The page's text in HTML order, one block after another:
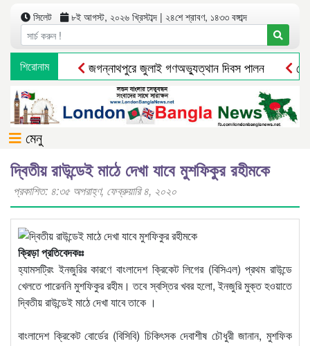
সিলেট ৮ই আগস্ট, ২০২৬ খ্রিস্টাব্দ | ২৪শে শ্রাবণ, ১৪৩৩ বঙ্গাব্দ
শিরোনাম জগন্নাথপুরে জুলাই গণঅভ্যুত্থান দিবস পালন
মেনু
দ্বিতীয় রাউন্ডেই মাঠে দেখা যাবে মুশফিকুর রহীমকে
প্রকাশিত: ৪:৩৫ অপরাহ্ণ, ফেব্রুয়ারি ৪, ২০২০
ক্রিড়া প্রতিবেদকঃঃ
হ্যামসট্রিং ইনজুরির কারণে বাংলাদেশ ক্রিকেট লিগের (বিসিএল) প্রথম রাউন্ডে
খেলতে পারেননি মুশফিকুর রহীম। তবে স্বস্তির খবর হলো, ইনজুরি মুক্ত হওয়াতে
দ্বিতীয় রাউন্ডেই মাঠে দেখা যাবে তাকে ।
বাংলাদেশ ক্রিকেট বোর্ডের (বিসিবি) চিকিৎসক দেবাশীষ চৌধুরী জানান, মুশফিক